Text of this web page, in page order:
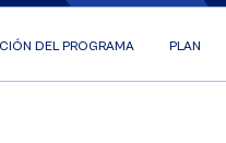
DEL PROGRAMA PLAN DE